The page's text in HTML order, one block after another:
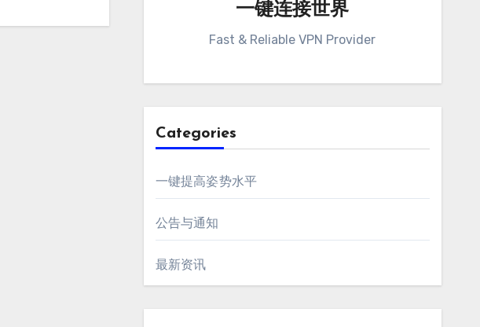
一键连接世界
Fast & Reliable VPN Provider
Categories
一键提高姿势水平
公告与通知
最新资讯